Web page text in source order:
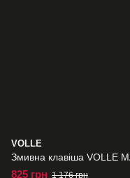
VOLLE
Змивна клавіша VOLLE
825 грн 1 176 грн